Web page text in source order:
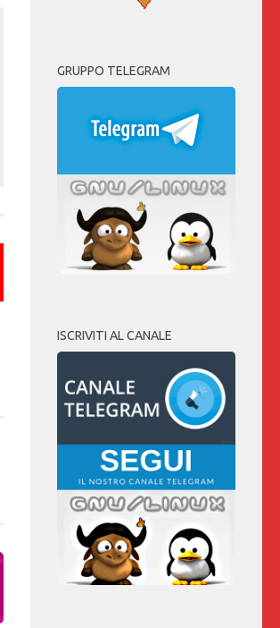
GRUPPO TELEGRAM
ISCRIVITI AL CANALE